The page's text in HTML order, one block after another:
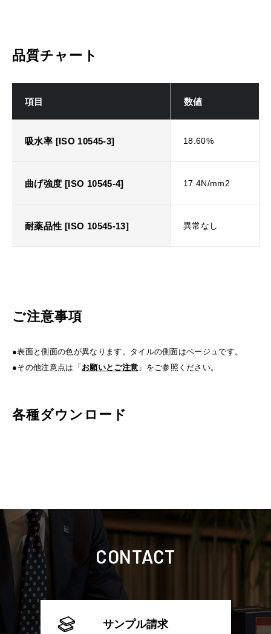
品質チャート
項目 数値
吸水率 [ISO 10545-3] 18.60%
曲げ強度 [ISO 10545-4] 17.4N/mm2
耐薬品性 [ISO 10545-13] 異常なし
ご注意事項
●表面と側面の色が異なります。タイルの側面はベージュです。
●その他注意点は「 お願いとご注意 」をご参照ください。
各種ダウンロード
CONTACT
サンプル請求